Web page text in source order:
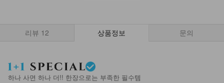
리뷰 12 상품정보 문의
하나 사면 하나 더!! 한장으로는 부족한 필수템